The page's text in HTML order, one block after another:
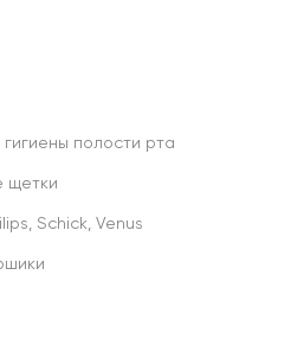
полости рта
щетки
Schick, Venus